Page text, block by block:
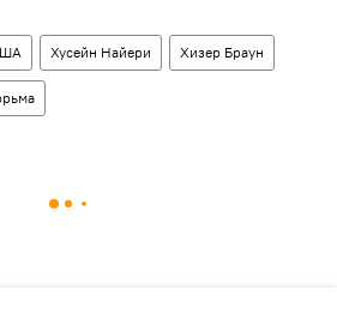
Хусейн Найери Хизер Браун